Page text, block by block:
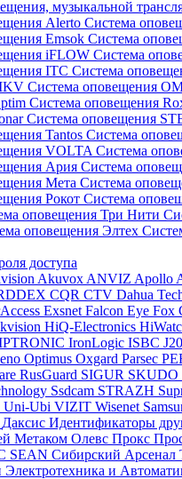
музыкальной
Alerto Система
Emsok Система
iFLOW Система
ITC Система
Система оповещения
Система оповещения
Система оповещения
Tantos Система
VOLTA Система
Ария Система
Мета Система
Рокот Система
оповещения Три Нити
оповещения Элтех
доступа
Akuvox ANVIZ Apollo
CQR CTV Dahua
Exsnet Falcon Eye Fox
HiQ-Electronics
IronLogic ISBC
Optimus Oxgard Parsec
RusGuard SIGUR SKUDO
Ssdcam STRAZH
Uni-Ubi VIZIT Wisenet
Даксис Идентификаторы
Метаком Олевс Прокс
SEAN Сибирский Арсенал
Электротехника и